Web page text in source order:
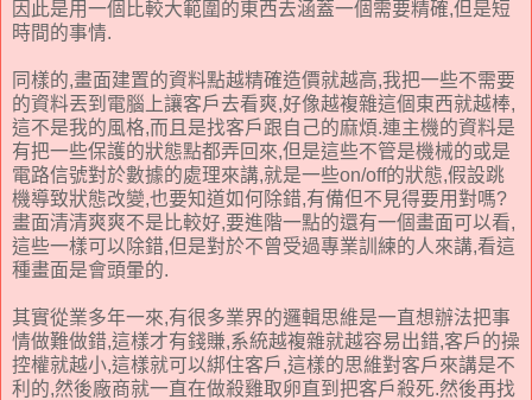
因此是用一個比較大範圍的東西去涵蓋一個需要精確,但是短
時間的事情.
同樣的,畫面建置的資料點越精確造價就越高,我把一些不需要
的資料丟到電腦上讓客戶去看爽,好像越複雜這個東西就越棒,
這不是我的風格,而且是找客戶跟自己的麻煩.連主機的資料是
有把一些保護的狀態點都弄回來,但是這些不管是機械的或是
電路信號對於數據的處理來講,就是一些on/off的狀態,假設跳
機導致狀態改變,也要知道如何除錯,有備但不見得要用對嗎?
畫面清清爽爽不是比較好,要進階一點的還有一個畫面可以看,
這些一樣可以除錯,但是對於不曾受過專業訓練的人來講,看這
種畫面是會頭暈的.
其實從業多年一來,有很多業界的邏輯思維是一直想辦法把事
情做難做錯,這樣才有錢賺,系統越複雜就越容易出錯,客戶的操
控權就越小,這樣就可以綁住客戶,這樣的思維對客戶來講是不
利的,然後廠商就一直在做殺雞取卵直到把客戶殺死.然後再找